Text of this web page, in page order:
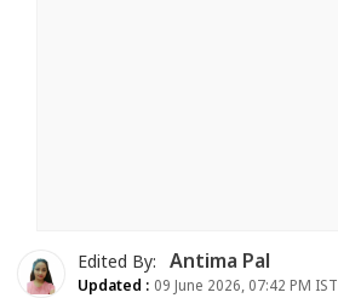
Edited By: Antima Pal
Updated : 09 June 2026, 07:42 PM IST